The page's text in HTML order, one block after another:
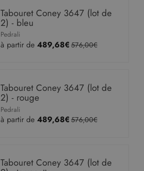
Tabouret Coney 3647 (lot de
2) - bleu
Pedrali
à partir de489,68€ 576,00€
Tabouret Coney 3647 (lot de
2) - rouge
Pedrali
à partir de489,68€ 576,00€
Tabouret Coney 3647 (lot de